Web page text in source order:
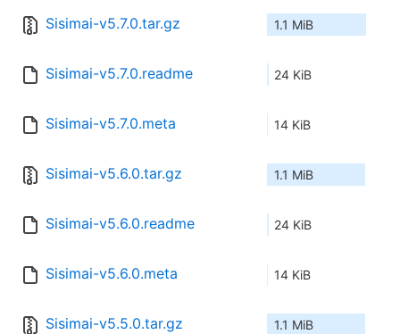
Sisimai-v5.7.0.tar.gz 1.1 MiB
Sisimai-v5.7.0.readme 24 KiB
Sisimai-v5.7.0.meta 14 KiB
Sisimai-v5.6.0.tar.gz 1.1 MiB
Sisimai-v5.6.0.readme 24 KiB
Sisimai-v5.6.0.meta 14 KiB
Sisimai-v5.5.0.tar.gz 1.1 MiB